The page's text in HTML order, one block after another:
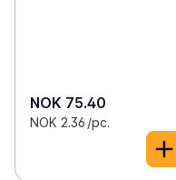
NOK 75.40
NOK 2.36 /pc.